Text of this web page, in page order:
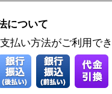
について
払い方法がご利用で